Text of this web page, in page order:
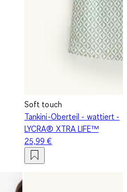
Soft touch
Tankini-Oberteil - wattiert -
LYCRA® XTRA LIFE™
25,99 €